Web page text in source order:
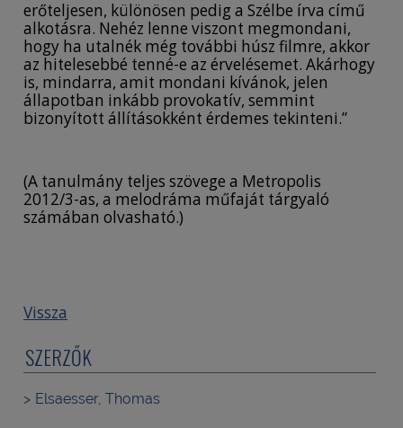
erőteljesen, különösen pedig a Szélbe írva című
alkotásra. Nehéz lenne viszont megmondani,
hogy ha utalnék még további húsz filmre, akkor
az hitelesebbé tenné-e az érvelésemet. Akárhogy
is, mindarra, amit mondani kívánok, jelen
állapotban inkább provokatív, semmint
bizonyított állításokként érdemes tekinteni.”
(A tanulmány teljes szövege a Metropolis
2012/3-as, a melodráma műfaját tárgyaló
számában olvasható.)
Vissza
SZERZŐK
Elsaesser, Thomas